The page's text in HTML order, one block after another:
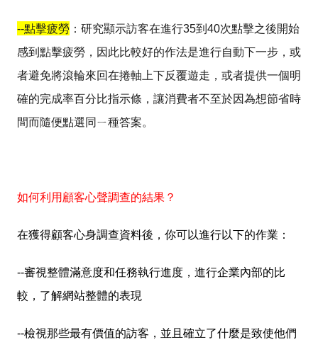
--點擊疲勞 ：研究顯示訪客在進行35到 40次點擊之後開始
感到點擊疲勞，因此比較好的作法是進行自動下一步，或
者避免將滾輪來回在捲軸上下反覆遊走，或者提供一個明
確的完成率百分比指示條，讓消費者不至於因為想節省時
間而隨便點選同ㄧ種答案。
如何利用顧客心聲調查的結果？
在獲得顧客心身調查資料後，你可以進行以下的作業：
--審視整體滿意度和任務執行進度，進行企業內部的比
較，了解網站整體的表現
--檢視那些最有價值的訪客，並且確立了什麼是致使他們